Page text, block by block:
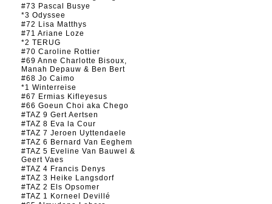
#73 Pascal Busye
*3 Odyssee
#72 Lisa Matthys
#71 Ariane Loze
*2 TERUG
#70 Caroline Rottier
#69 Anne Charlotte Bisoux,
Manah Depauw & Ben Bert
#68 Jo Caimo
*1 Winterreise
#67 Ermias Kifleyesus
#66 Goeun Choi aka Chego
#TAZ 9 Gert Aertsen
#TAZ 8 Eva la Cour
#TAZ 7 Jeroen Uyttendaele
#TAZ 6 Bernard Van Eeghem
#TAZ 5 Eveline Van Bauwel &
Geert Vaes
#TAZ 4 Francis Denys
#TAZ 3 Heike Langsdorf
#TAZ 2 Els Opsomer
#TAZ 1 Korneel Devillé